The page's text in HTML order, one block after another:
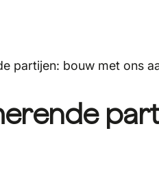
partijen: bouw met ons